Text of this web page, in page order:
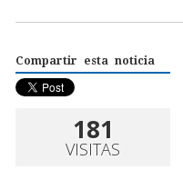
Compartir esta noticia
181
VISITAS